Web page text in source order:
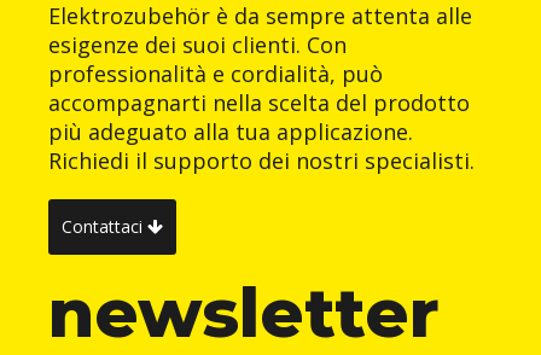
Elektrozubehör è da sempre attenta alle
esigenze dei suoi clienti. Con
professionalità e cordialità, può
accompagnarti nella scelta del prodotto
più adeguato alla tua applicazione.
Richiedi il supporto dei nostri specialisti.
Contattaci
newsletter